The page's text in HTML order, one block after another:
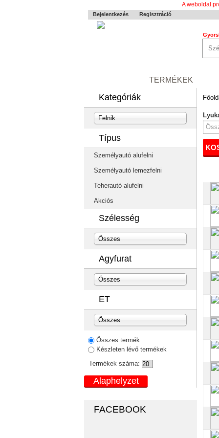
A weboldal
Bejelentkezés Regisztráció
TERMÉKEK
Kategóriák
Felnik
Típus
Személyautó alufelni
Személyautó lemezfelni
Teherautó alufelni
Akciós
Szélesség
Összes
Agyfurat
Összes
ET
Összes
Összes termék
Készleten lévő termékek
Termékek száma:
FACEBOOK